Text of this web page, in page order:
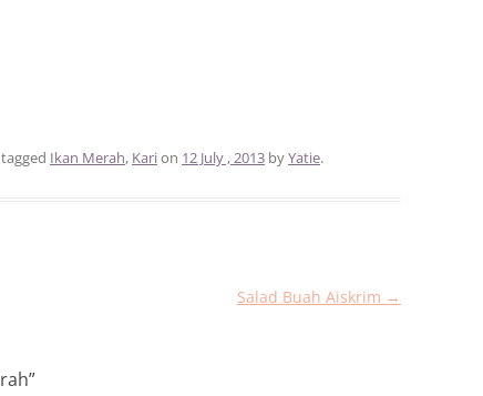
Ikan Merah, Karion 12 July , 2013 byYatie.
Salad Buah Aiskrim →
”